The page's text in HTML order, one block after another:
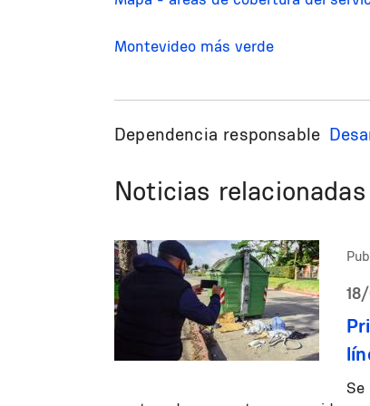
Montevideo más verde
Dependencia responsable
Noticias relacionadas
Se